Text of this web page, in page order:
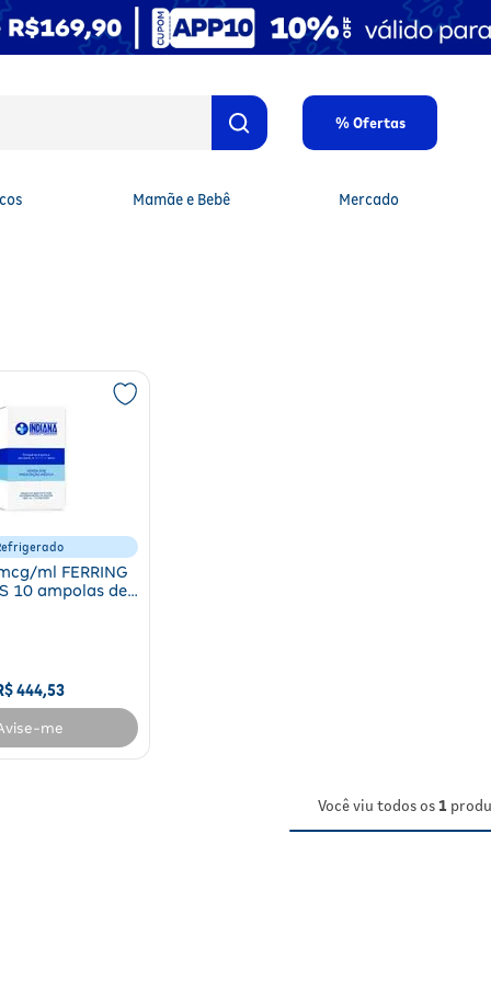
% Ofertas
Mamãe e Bebê Mercado
ml FERRING
10 ampolas de
444,53
me
Você viu todos os1